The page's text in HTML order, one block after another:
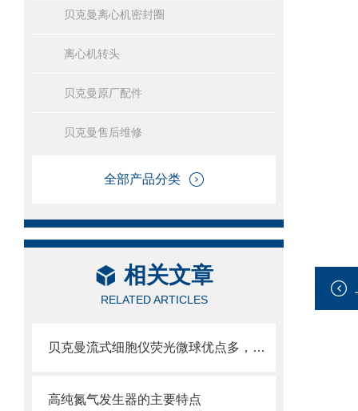
贝克曼离心机密封圈
离心机转头
贝克曼原厂配件
贝克曼售后维修
全部产品分类
相关文章
RELATED ARTICLES
贝克曼流式细胞仪荧光微球优点多，实用效果好
高纯氮气发生器的主要特点